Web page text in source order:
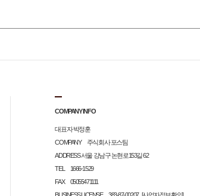
COMPANY INFO
대표자 박정훈
COMPANY 주식회사 포스팀
ADDRESS 서울 강남구 논현로153길 62
TEL 1666-1529
FAX 05055471111